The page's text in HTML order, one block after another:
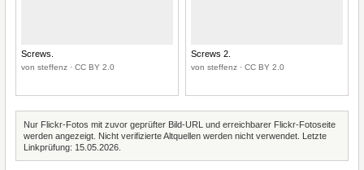
Screws.
von steffenz · CC BY 2.0
Screws 2.
von steffenz · CC BY 2.0
Nur Flickr-Fotos mit zuvor geprüfter Bild-URL und erreichbarer Flickr-Fotoseite
werden angezeigt. Nicht verifizierte Altquellen werden nicht verwendet. Letzte
Linkprüfung: 15.05.2026.